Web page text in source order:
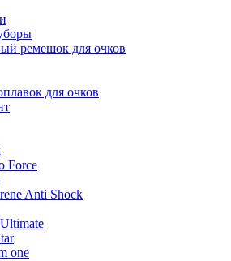
ремешок для очков
для очков
Force
Anti Shock
one